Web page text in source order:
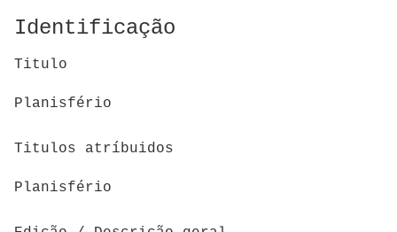
Identificação
Titulo
Planisfério
Titulos atríbuidos
Planisfério